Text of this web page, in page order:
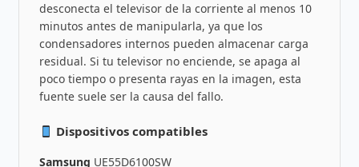
desconecta el televisor de la corriente al menos 10
minutos antes de manipularla, ya que los
condensadores internos pueden almacenar carga
residual. Si tu televisor no enciende, se apaga al
poco tiempo o presenta rayas en la imagen, esta
fuente suele ser la causa del fallo.
Dispositivos compatibles
Samsung UE55D6100SW